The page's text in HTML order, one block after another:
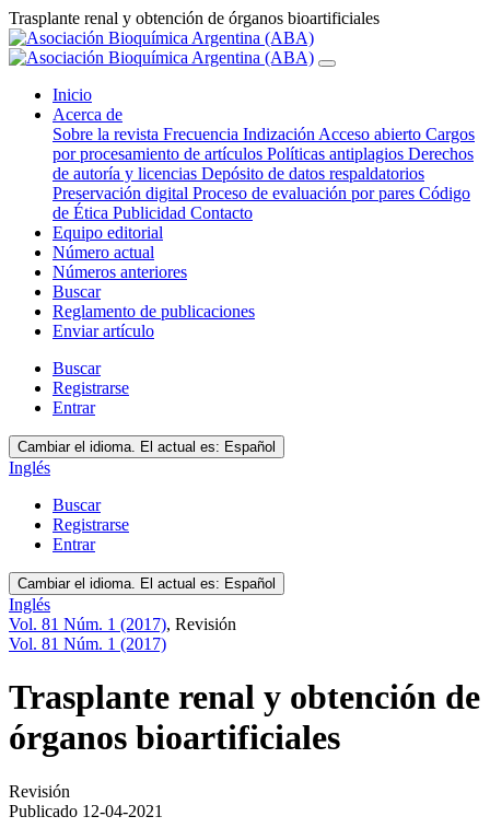
Trasplante renal y obtención de órganos bioartificiales
Inicio
Acerca de
Sobre la revista Frecuencia Indización Acceso abierto Cargos
por procesamiento de artículos Políticas antiplagios Derechos
de autoría y licencias Depósito de datos respaldatorios
Preservación digital Proceso de evaluación por pares Código
de Ética Publicidad Contacto
Equipo editorial
Número actual
Números anteriores
Buscar
Reglamento de publicaciones
Enviar artículo
Buscar
Registrarse
Entrar
Cambiar el idioma. El actual es: Español
Inglés
Buscar
Registrarse
Entrar
Cambiar el idioma. El actual es: Español
Inglés
Vol. 81 Núm. 1 (2017), Revisión
Vol. 81 Núm. 1 (2017)
Trasplante renal y obtención de
órganos bioartificiales
Revisión
Publicado 12-04-2021